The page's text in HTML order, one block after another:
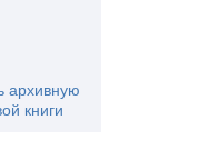
архивную
книги